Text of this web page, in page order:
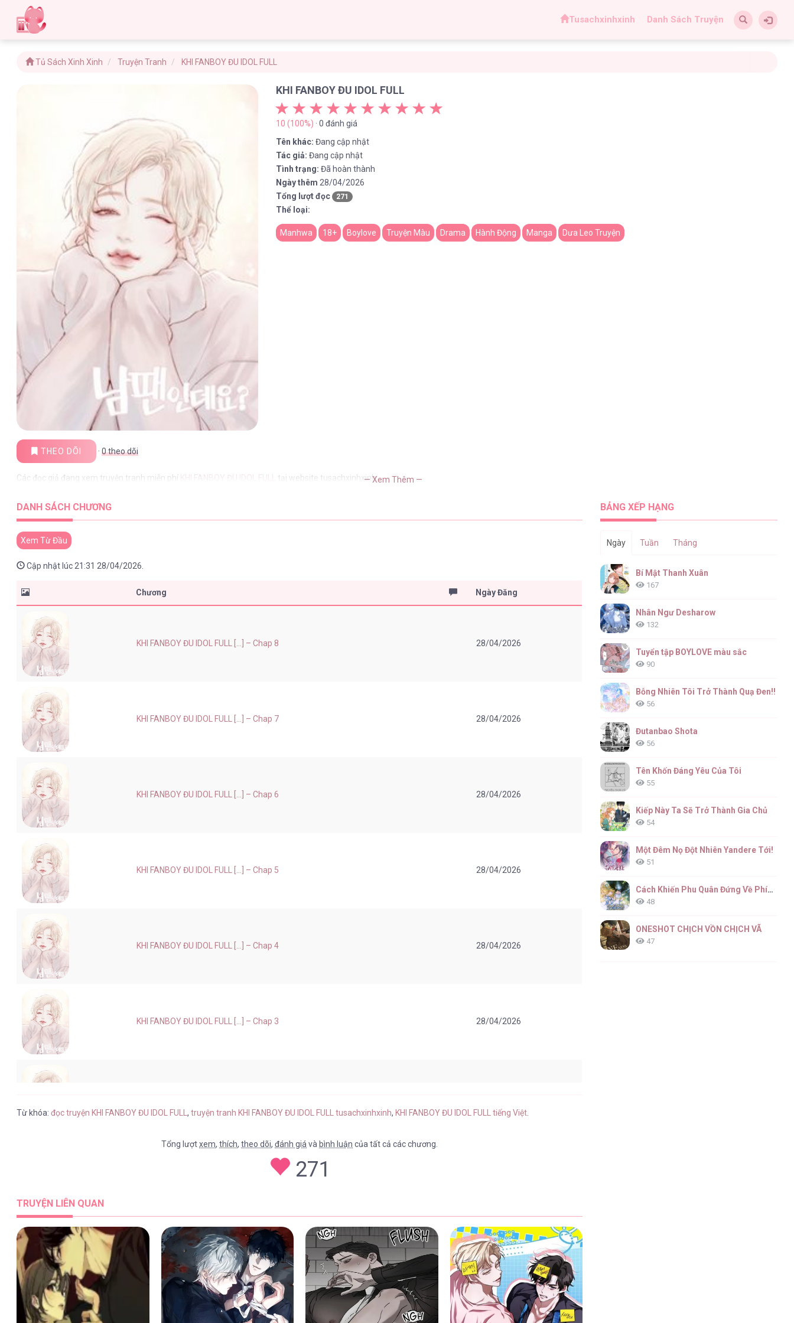
Tusachxinhxinh Danh Sách Truyện
Tủ Sách Xinh Xinh Truyện Tranh KHI FANBOY ĐU IDOL FULL
KHI FANBOY ĐU IDOL FULL
10 (100%) · 0 đánh giá
Tên khác: Đang cập nhật
Tác giả: Đang cập nhật
Tình trạng: Đã hoàn thành
Ngày thêm 28/04/2026
Tổng lượt đọc
271
Thể loại:
Manhwa 18+ Boylove Truyện Màu Drama Hành Động Manga Dưa Leo Truyện
THEO DÕI ·0theo dõi
Các đọc giả đang xem truyện tranh miễn phí KHI FANBOY ĐU IDOL FULL tại website tusachxinhxinh— Xem Thêm —
DANH SÁCH CHƯƠNG
Xem Từ Đầu
Cập nhật lúc 21:31 28/04/2026.
Chương Ngày Đăng
KHI FANBOY ĐU IDOL FULL [...] – Chap 8 28/04/2026
KHI FANBOY ĐU IDOL FULL [...] – Chap 7 28/04/2026
KHI FANBOY ĐU IDOL FULL [...] – Chap 6 28/04/2026
KHI FANBOY ĐU IDOL FULL [...] – Chap 5 28/04/2026
KHI FANBOY ĐU IDOL FULL [...] – Chap 4 28/04/2026
KHI FANBOY ĐU IDOL FULL [...] – Chap 3 28/04/2026
KHI FANBOY ĐU IDOL FULL [...] – Chap 1
Từ khóa:đọc truyện KHI FANBOY ĐU IDOL FULL,truyện tranh KHI FANBOY ĐU IDOL FULL tusachxinhxinh, KHI FANBOY ĐU IDOL FULL tiếng Việt.
Tổng lượtxem,thích,theo dõi,đánh giávà bình luận của tất cả các chương.
271
TRUYỆN LIÊN QUAN
BẢNG XẾP HẠNG
Ngày Tuần Tháng
Bí Mật Thanh Xuân
167
Nhân Ngư Desharow
132
Tuyển tập BOYLOVE màu sắc
90
Bỗng Nhiên Tôi Trở Thành Quạ Đen!!
56
Đutanbao Shota
56
Tên Khốn Đáng Yêu Của Tôi
55
Kiếp Này Ta Sẽ Trở Thành Gia Chủ
54
Một Đêm Nọ Đột Nhiên Yandere Tới!
51
Cách Khiến Phu Quân Đứng Về Phía Tôi
48
ONESHOT CHỊCH VỒN CHỊCH VÃ
47